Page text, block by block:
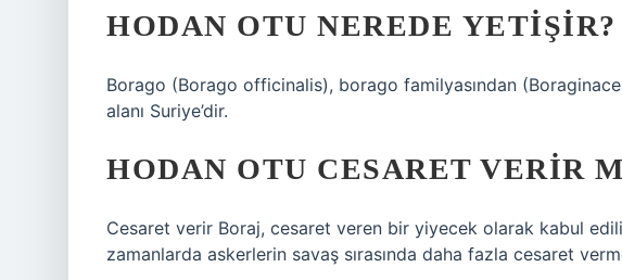
HODAN OTU NEREDE YETIŞIR?
Borago (Borago officinalis), borago familyasından
alanı Suriye’dir.
HODAN OTU CESARET VERIR
Cesaret verir Boraj, cesaret veren bir yiyecek olarak kabul
zamanlarda askerlerin savaş sırasında daha fazla cesaret